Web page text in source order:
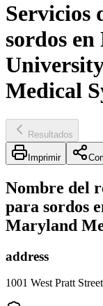
Servicios
sordos
Medical
Resultados
Imprimir
Nombre del
para sordos
Maryland
address
1001 West Pratt